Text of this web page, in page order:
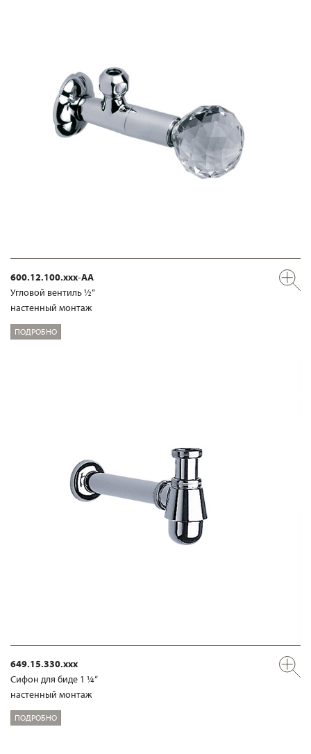
600.12.100.xxx-AA
Угловой вентиль ½“
настенный монтаж
ПОДРОБНО
649.15.330.xxx
Сифон для биде 1 ¼“
настенный монтаж
ПОДРОБНО